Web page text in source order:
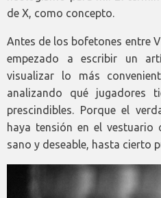
de X, como concepto.
Antes de los bofetones entre
empezado a escribir un
visualizar lo más
analizando qué jugadores
prescindibles. Porque el
haya tensión en el vestuario
sano y deseable, hasta cierto